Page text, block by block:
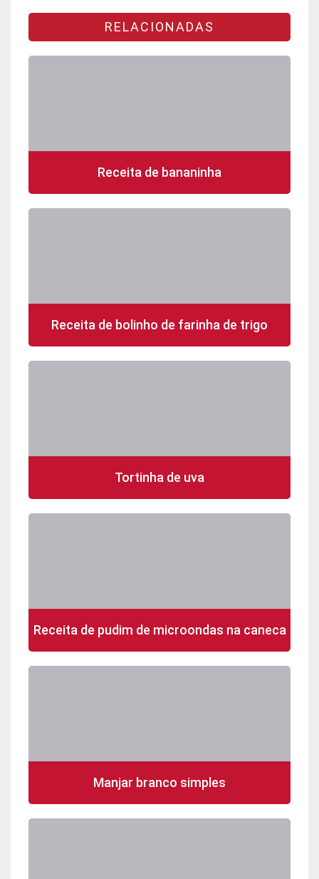
RELACIONADAS
Receita de bananinha
Receita de bolinho de farinha de trigo
Tortinha de uva
Receita de pudim de microondas na caneca
Manjar branco simples